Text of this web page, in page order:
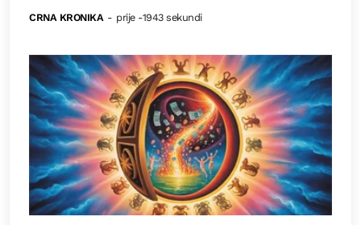
CRNA KRONIKA - prije -1943 sekundi